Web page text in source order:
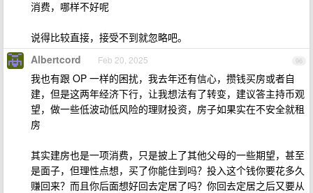
消费，哪样不好呢
说得比较直接，接受不到就忽略吧。
96
Albertcord Feb 20, 2025
我也有跟 OP 一样的困扰，我去年还有信心，攒钱买房或者自
建，但是这两年经济下行，让我想法有了转变，建议答主持币观
望，做一些低波动低风险的理财投资，房子如果实在不安全就租
房
其实建房也是一项消费，只是披上了其他父母的一些期望，甚至
是面子，但理性点想，买了你能住到吗？投入这个钱你要花多久
赚回来？而且你后面想好回去定居了吗？你回去定居之后又要从